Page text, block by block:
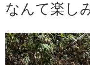
なんて楽し